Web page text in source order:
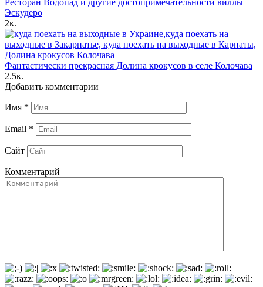
Ресторан Водопад и другие достопримечательности виллы
Эскудеро
2к.
Фантастически прекрасная Долина крокусов в селе Колочава
2.5к.
Добавить комментарии
Имя *
Email *
Сайт
Комментарий